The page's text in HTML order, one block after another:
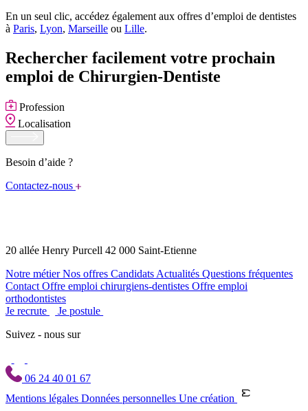
En un seul clic, accédez également aux offres d’emploi de dentistes
à Paris, Lyon, Marseille ou Lille.
Rechercher facilement votre prochain
emploi de Chirurgien-Dentiste
Profession
Localisation
Besoin d’aide ?
Contactez-nous
20 allée Henry Purcell 42 000 Saint-Etienne
Notre métierNos offres Candidats Actualités Questions fréquentes
Contact Offre emploi chirurgiens-dentistes Offre emploi
orthodontistes
Je recrute
Je postule
Suivez - nous sur
06 24 40 01 67
Mentions légales Données personnelles Une création